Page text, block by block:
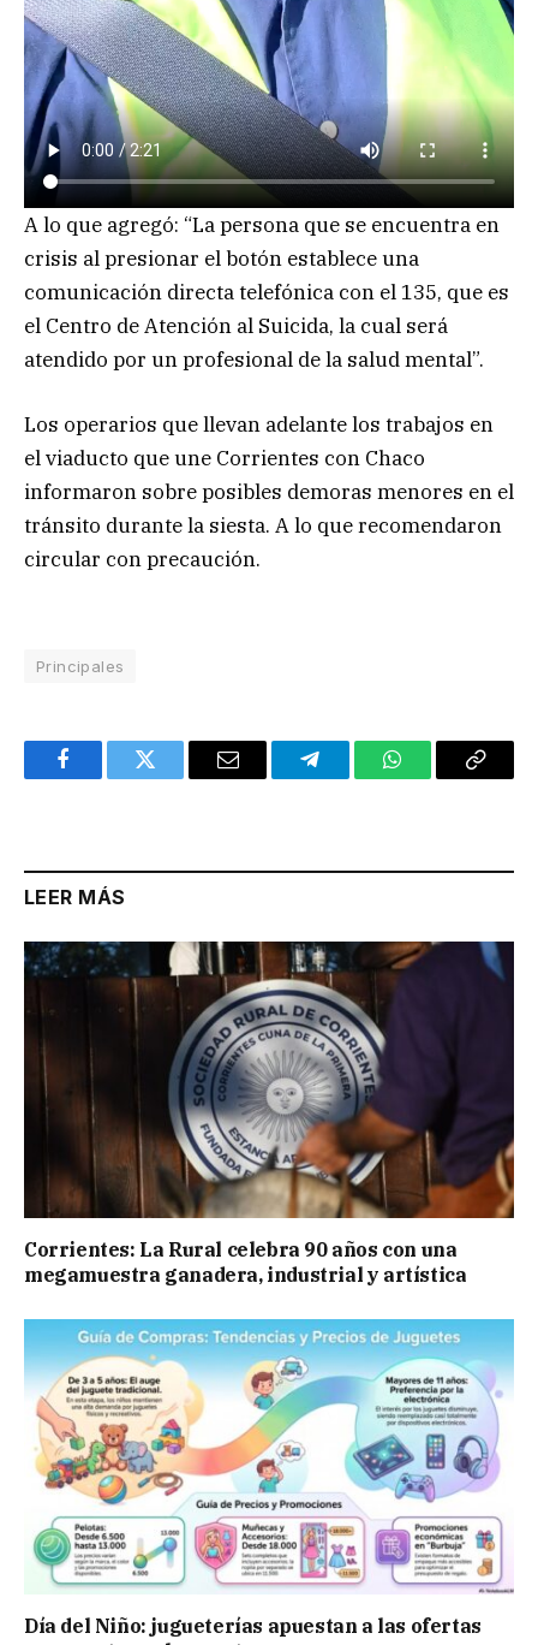
A lo que agregó: “La persona que se encuentra en
crisis al presionar el botón establece una
comunicación directa telefónica con el 135, que es
el Centro de Atención al Suicida, la cual será
atendido por un profesional de la salud mental”.
Los operarios que llevan adelante los trabajos en
el viaducto que une Corrientes con Chaco
informaron sobre posibles demoras menores en el
tránsito durante la siesta. A lo que recomendaron
circular con precaución.
Principales
FacebookTwitter Email TelegramWhatsAppCopy
LEER MÁS
Corrientes: La Rural celebra 90 años con una
megamuestra ganadera, industrial y artística
Día del Niño: jugueterías apuestan a las ofertas